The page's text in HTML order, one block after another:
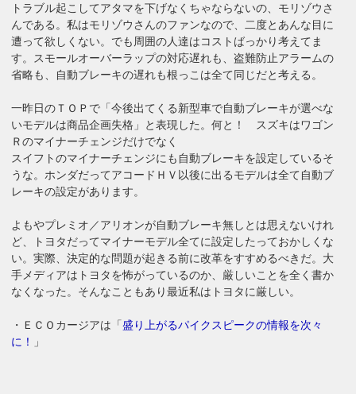
トラブル起こしてアタマを下げなくちゃならないの、モリゾウさ
んである。私はモリゾウさんのファンなので、二度とあんな目に
遭って欲しくない。でも周囲の人達はコストばっかり考えてま
す。スモールオーバーラップの対応遅れも、盗難防止アラームの
省略も、自動ブレーキの遅れも根っこは全て同じだと考える。
一昨日のＴＯＰで「今後出てくる新型車で自動ブレーキが選べな
いモデルは商品企画失格」と表現した。何と！ スズキはワゴン
Ｒのマイナーチェンジだけでなく
スイフトのマイナーチェンジにも自動ブレーキを設定しているそ
うな。ホンダだってアコードＨＶ以後に出るモデルは全て自動ブ
レーキの設定があります。
よもやプレミオ／アリオンが自動ブレーキ無しとは思えないけれ
ど、トヨタだってマイナーモデル全てに設定したっておかしくな
い。実際、決定的な問題が起きる前に改革をすすめるべきだ。大
手メディアはトヨタを怖がっているのか、厳しいことを全く書か
なくなった。そんなこともあり最近私はトヨタに厳しい。
・ＥＣＯカージアは「盛り上がるパイクスピークの情報を次々
に！
」